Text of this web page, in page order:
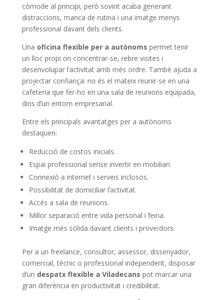
còmode al principi, però sovint acaba generant
distraccions, manca de rutina i una imatge menys
professional davant dels clients.
Una oficina flexible per a autònoms permet tenir
un lloc propi on concentrar-se, rebre visites i
desenvolupar l’activitat amb més ordre. També ajuda a
projectar confiança: no és el mateix reunir-se en una
cafeteria que fer-ho en una sala de reunions equipada,
dins d’un entorn empresarial.
Entre els principals avantatges per a autònoms
destaquen:
Reducció de costos inicials.
Espai professional sense invertir en mobiliari.
Connexió a internet i serveis inclosos.
Possibilitat de domiciliar l’activitat.
Accés a sala de reunions.
Millor separació entre vida personal i feina.
Imatge més sòlida davant clients i proveïdors.
Per a un freelance, consultor, assessor, dissenyador,
comercial, tècnic o professional independent, disposar
d’un despatx flexible a Viladecans pot marcar una
gran diferència en productivitat i credibilitat.